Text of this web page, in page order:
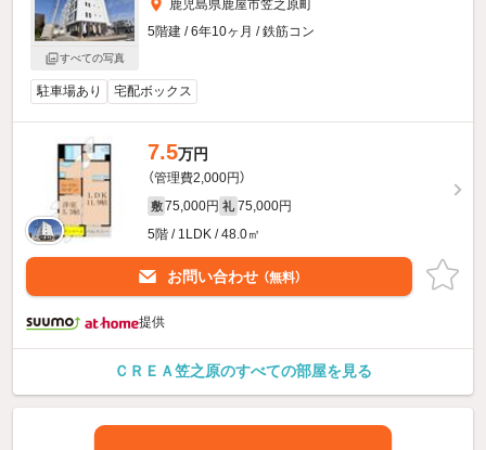
すべての写真
鹿児島県鹿屋市笠之原町
5階建 / 6年10ヶ月 / 鉄筋コン
駐車場あり 宅配ボックス
7.5万円
（管理費2,000円）
敷 75,000円 礼 75,000円
5階 / 1LDK / 48.0㎡
お問い合わせ （無料）
提供
ＣＲＥＡ笠之原のすべての部屋を見る